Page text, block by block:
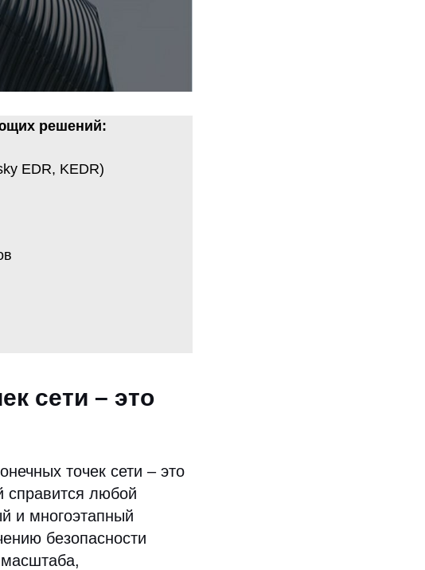
решений:
EDR, KEDR)
сети – это
точек сети – это
справится любой
и многоэтапный
безопасности